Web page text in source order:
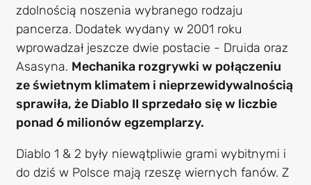
zdolnością noszenia wybranego rodzaju
pancerza. Dodatek wydany w 2001 roku
wprowadzał jeszcze dwie postacie - Druida oraz
Asasyna. Mechanika rozgrywki w połączeniu
ze świetnym klimatem i nieprzewidywalnością
sprawiła, że Diablo II sprzedało się w liczbie
ponad 6 milionów egzemplarzy.
Diablo 1 & 2 były niewątpliwie grami wybitnymi i
do dziś w Polsce mają rzeszę wiernych fanów. Z